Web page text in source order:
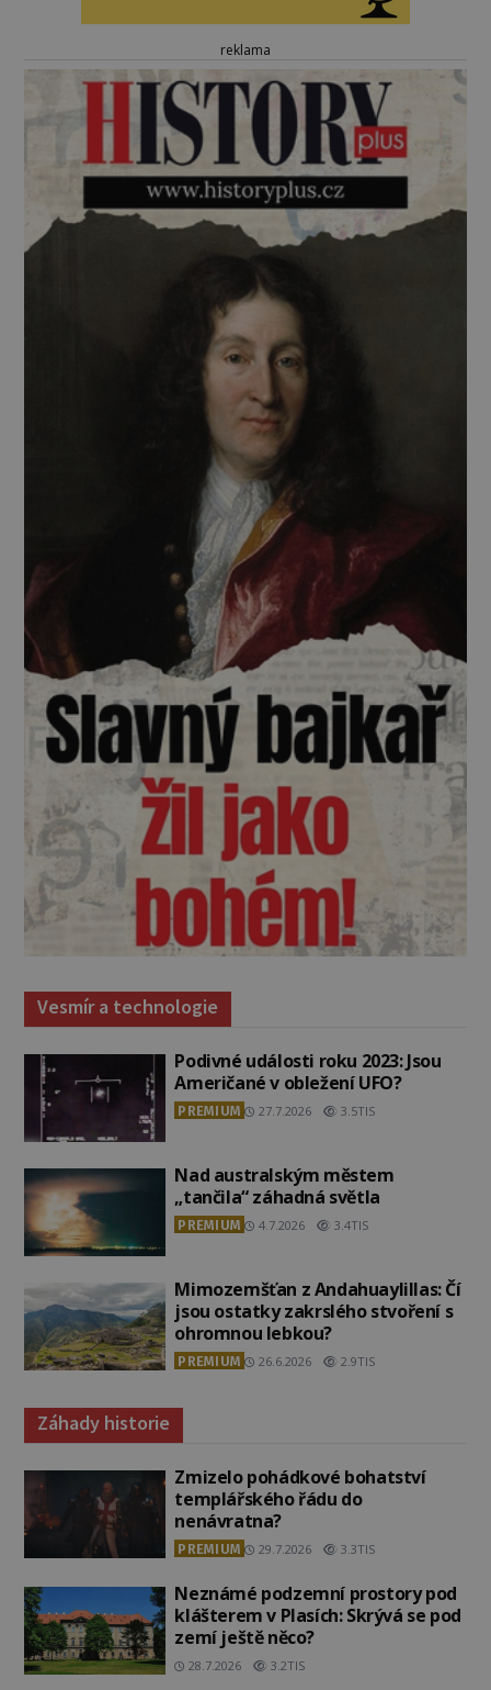
reklama
Vesmír a technologie
Podivné události roku 2023: Jsou
Američané v obležení UFO?
PREMIUM 27.7.2026 3.5TIS
Nad australským městem
„tančila“ záhadná světla
PREMIUM 4.7.2026 3.4TIS
Mimozemšťan z Andahuaylillas: Čí
jsou ostatky zakrslého stvoření s
ohromnou lebkou?
PREMIUM 26.6.2026 2.9TIS
Záhady historie
Zmizelo pohádkové bohatství
templářského řádu do
nenávratna?
PREMIUM 29.7.2026 3.3TIS
Neznámé podzemní prostory pod
klášterem v Plasích: Skrývá se pod
zemí ještě něco?
28.7.2026 3.2TIS